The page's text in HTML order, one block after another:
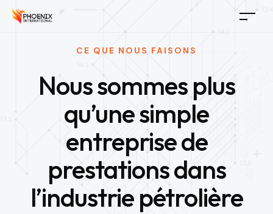
CE QUE NOUS FAISONS
Nous sommes plus
qu’une simple
entreprise de
prestations dans
l’industrie pétrolière